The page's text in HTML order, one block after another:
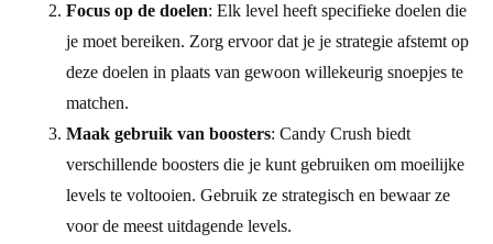
Focus op de doelen: Elk level heeft specifieke doelen die
je moet bereiken. Zorg ervoor dat je je strategie afstemt op
deze doelen in plaats van gewoon willekeurig snoepjes te
matchen.
Maak gebruik van boosters: Candy Crush biedt
verschillende boosters die je kunt gebruiken om moeilijke
levels te voltooien. Gebruik ze strategisch en bewaar ze
voor de meest uitdagende levels.